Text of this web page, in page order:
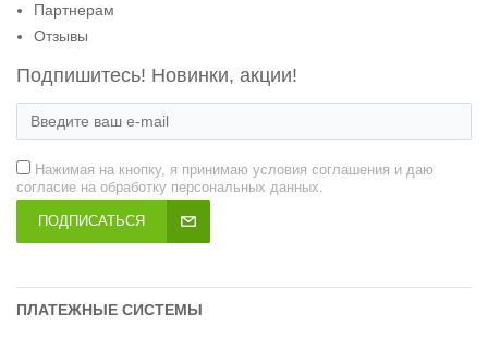
Партнерам
Отзывы
Подпишитесь! Новинки, акции!
Нажимая на кнопку, я принимаю условия соглашения и даю
согласие на обработку персональных данных.
ПОДПИСАТЬСЯ
ПЛАТЕЖНЫЕ СИСТЕМЫ